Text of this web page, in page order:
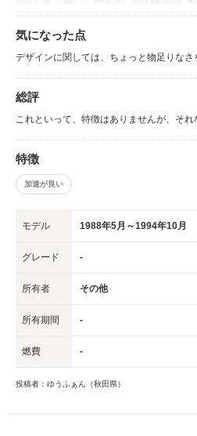
気になった点
デザインに関しては、ちょっと物足りなさ
総評
これといって、特徴はありませんが、それ
特徴
加速が良い
モデル 1988年5月～1994年10月
グレード -
所有者 その他
所有期間 -
燃費 -
投稿者：ゆうふぁん（秋田県）